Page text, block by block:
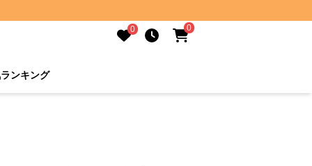
0 0
ンキング